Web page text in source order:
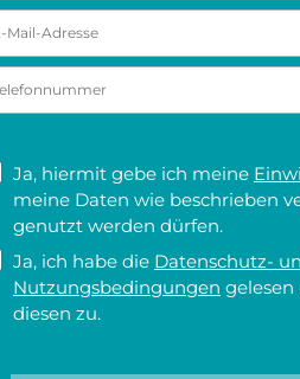
Ja, hiermit gebe ich meine
meine Daten wie beschrieben
genutzt werden dürfen.
Ja, ich habe die Datenschutz-
Nutzungsbedingungen
diesen zu.